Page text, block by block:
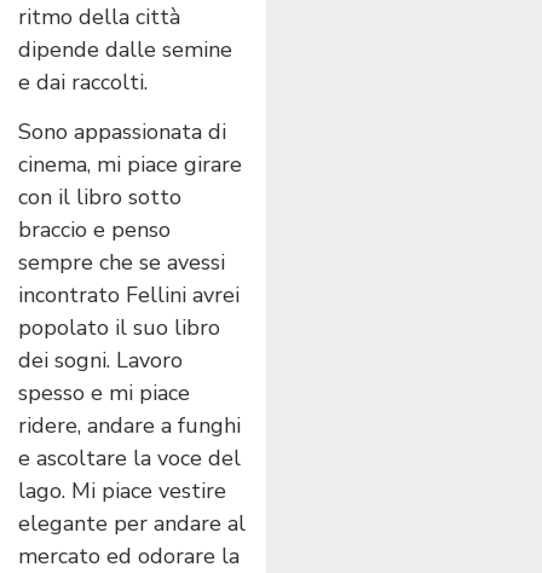
ritmo della città
dipende dalle semine
e dai raccolti.
Sono appassionata di
cinema, mi piace girare
con il libro sotto
braccio e penso
sempre che se avessi
incontrato Fellini avrei
popolato il suo libro
dei sogni. Lavoro
spesso e mi piace
ridere, andare a funghi
e ascoltare la voce del
lago. Mi piace vestire
elegante per andare al
mercato ed odorare la